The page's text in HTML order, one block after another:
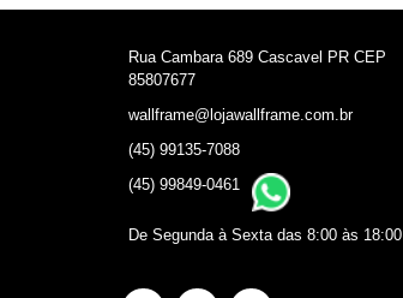
Rua Cambara 689 Cascavel PR CEP
85807677
wallframe@lojawallframe.com.br
(45) 99135-7088
(45) 99849-0461
De Segunda à Sexta das 8:00 às 18:00